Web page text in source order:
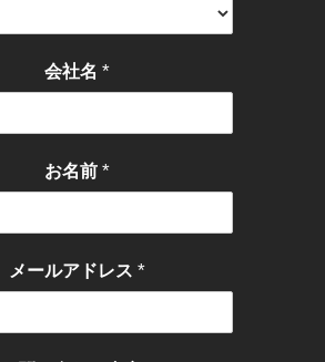
会社名 *
お名前 *
メールアドレス *